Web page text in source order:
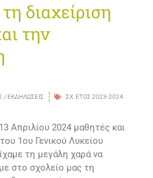
διαχείριση
την
/ ΕΚΔΗΛΏΣΕΙΣ ΣΧ. ΕΤΟΣ 2023-2024
Απριλίου 2024 μαθητές και
1ου Γενικού Λυκείου
τη μεγάλη χαρά να
στο σχολείο μας τη